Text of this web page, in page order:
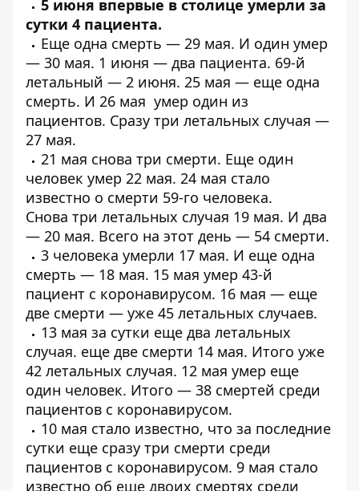
5 июня впервые в столице умерли за
сутки 4 пациента.
Еще одна смерть — 29 мая. И один умер
— 30 мая. 1 июня — два пациента. 69-й
летальный — 2 июня. 25 мая — еще одна
смерть. И 26 мая умер один из
пациентов. Сразу три летальных случая —
27 мая.
21 мая снова три смерти. Еще один
человек умер 22 мая. 24 мая стало
известно о смерти 59-го человека.
Снова три летальных случая 19 мая. И два
— 20 мая. Всего на этот день — 54 смерти.
3 человека умерли 17 мая. И еще одна
смерть — 18 мая. 15 мая умер 43-й
пациент с коронавирусом. 16 мая — еще
две смерти — уже 45 летальных случаев.
13 мая за сутки еще два летальных
случая. еще две смерти 14 мая. Итого уже
42 летальных случая. 12 мая умер еще
один человек. Итого — 38 смертей среди
пациентов с коронавирусом.
10 мая стало известно, что за последние
сутки еще сразу три смерти среди
пациентов с коронавирусом. 9 мая стало
известно об еще двоих смертях среди